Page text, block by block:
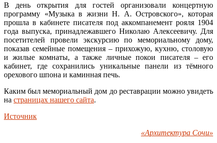
В день открытия для гостей организовали концертную
программу «Музыка в жизни Н. А. Островского», которая
прошла в кабинете писателя под аккомпанемент рояля 1904
года выпуска, принадлежавшего Николаю Алексеевичу. Для
посетителей провели экскурсию по мемориальному дому,
показав семейные помещения – прихожую, кухню, столовую
и жилые комнаты, а также личные покои писателя – его
кабинет, где сохранились уникальные панели из тёмного
орехового шпона и каминная печь.
Каким был мемориальный дом до реставрации можно увидеть
на страницах нашего сайта.
Источник
«Архитектура Сочи»